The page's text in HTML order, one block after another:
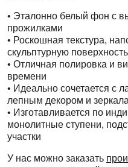
• Эталонно белый фон с
прожилками
• Роскошная текстура,
скульптурную поверхность
• Отличная полировка и
времени
• Идеально сочетается с
лепным декором и
• Изготавливается по
монолитные ступени,
участки
У нас можно заказать